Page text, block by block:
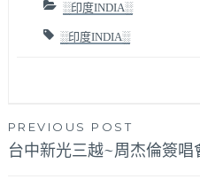
░印度INDIA░
░印度INDIA░
文
章
PREVIOUS POST
台中新光三越~周杰倫簽唱